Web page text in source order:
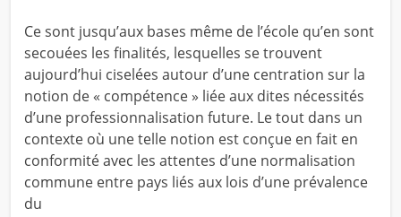
Ce sont jusqu’aux bases même de l’école qu’en sont
secouées les finalités, lesquelles se trouvent
aujourd’hui ciselées autour d’une centration sur la
notion de « compétence » liée aux dites nécessités
d’une professionnalisation future. Le tout dans un
contexte où une telle notion est conçue en fait en
conformité avec les attentes d’une normalisation
commune entre pays liés aux lois d’une prévalence
du